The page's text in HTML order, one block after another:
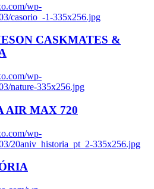
wp-
casorio_-1-335x256.jpg
CASKMATES &
wp-
nature-335x256.jpg
AIR MAX 720
wp-
20aniv_historia_pt_2-335x256.jpg